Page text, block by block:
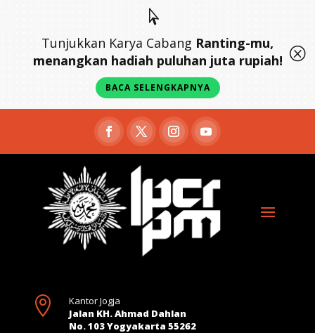

Tunjukkan Karya Cabang Ranting-mu,
menangkan hadiah puluhan juta rupiah!
BACA SELENGKAPNYA
Q

Kantor Jogja
Jalan KH. Ahmad Dahlan
No. 103 Yogyakarta 55262